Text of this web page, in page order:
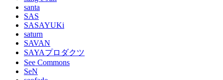
santa
SAS
SASAYUKi
saturn
SAVAN
SAYAプロダクツ
See Commons
SeN